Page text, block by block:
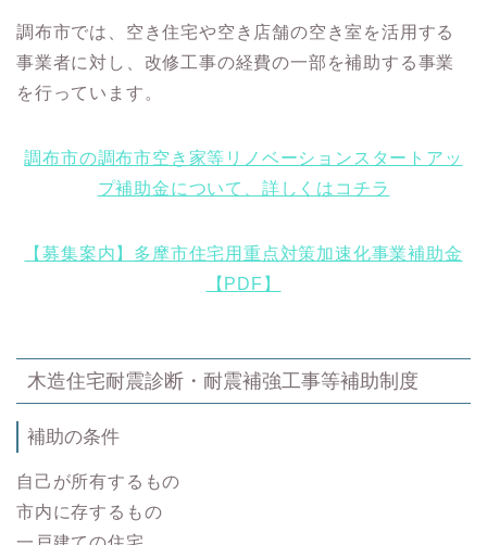
調布市では、空き住宅や空き店舗の空き室を活用する
事業者に対し、改修工事の経費の一部を補助する事業
を行っています。
調布市の調布市空き家等リノベーションスタートアッ
プ補助金について、詳しくはコチラ
【募集案内】多摩市住宅用重点対策加速化事業補助金
【PDF】
木造住宅耐震診断・耐震補強工事等補助制度
補助の条件
自己が所有するもの
市内に存するもの